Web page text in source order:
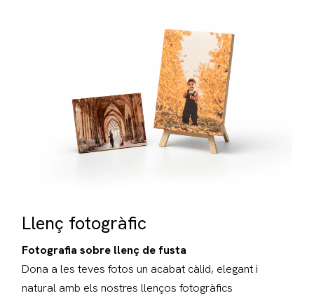
Llenç fotogràfic
Fotografia sobre llenç de fusta
Dona a les teves fotos un acabat càlid, elegant i
natural amb els nostres llenços fotogràfics